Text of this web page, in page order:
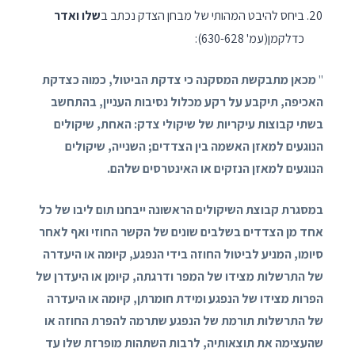
ביחס להיבט המהותי של מבחן הצדק נכתב בשלו ואדר
כדלקמן(עמ' 630-628):
"מכאן מתבקשת המסקנה כי צדקת הביטול, כמוה כצדקת
האכיפה, תיקבע על רקע מכלול נסיבות העניין, בהתחשב
בשתי קבוצות עיקריות של שיקולי צדק: האחת, שיקולים
הנוגעים למאזן האשמה בין הצדדים; השנייה, שיקולים
הנוגעים למאזן הנזקים או האינטרסים שלהם.
במסגרת קבוצת השיקולים הראשונה ייבחנו תום ליבו של כל
אחד מן הצדדים בשלבים שונים של הקשר החוזי ואף לאחר
סיומו, המניע לביטול החוזה בידי הנפגע, קיומה או היעדרה
של התרשלות מצידו של המפר ודרגתה, קיומן או היעדרן של
הפרות מצידו של הנפגע ומידת חומרתן, קיומה או היעדרה
של התרשלות תורמת של הנפגע שתרמה להפרת החוזה או
שהעצימה את תוצאותיה, לרבות השתהות מופרזת שלו עד